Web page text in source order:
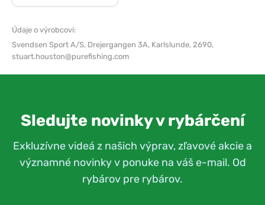
Údaje o výrobcovi:
Svendsen Sport A/S, Drejergangen 3A, Karlslunde, 2690,
stuart.houston@purefishing.com
Sledujte novinky v rybárčení
Exkluzívne videá z našich výprav, zľavové akcie a
významné novinky v ponuke na váš e-mail. Od
rybárov pre rybárov.